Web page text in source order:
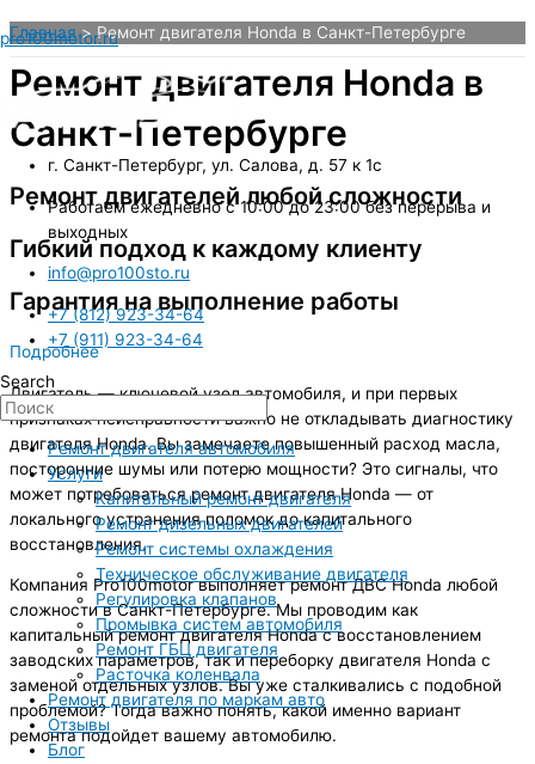
Перейти
к
содержимому
pro100motor.ru
г. Санкт-Петербург, ул. Салова, д. 57 к 1с
Работаем ежедневно с 10:00 до 23:00 без перерыва и
выходных
info@pro100sto.ru
+7 (812) 923-34-64
+7 (911) 923-34-64
Search
Ремонт двигателя автомобиля
Услуги
Капитальный ремонт двигателя
Ремонт дизельных двигателей
Ремонт системы охлаждения
Техническое обслуживание двигателя
Регулировка клапанов
Промывка систем автомобиля
Ремонт ГБЦ двигателя
Расточка коленвала
Ремонт двигателя по маркам авто
Отзывы
Блог
Главная Ремонт двигателя Honda в Санкт-Петербурге
Ремонт двигателя Honda в
Санкт-Петербурге
Ремонт двигателей любой сложности
Гибкий подход к каждому клиенту
Гарантия на выполнение работы
Подробнее
Двигатель — ключевой узел автомобиля, и при первых
признаках неисправности важно не откладывать диагностику
двигателя Honda. Вы замечаете повышенный расход масла,
посторонние шумы или потерю мощности? Это сигналы, что
может потребоваться ремонт двигателя Honda — от
локального устранения поломок до капитального
восстановления.
Компания Pro100motor выполняет ремонт ДВС Honda любой
сложности в Санкт-Петербурге. Мы проводим как
капитальный ремонт двигателя Honda с восстановлением
заводских параметров, так и переборку двигателя Honda с
заменой отдельных узлов. Вы уже сталкивались с подобной
проблемой? Тогда важно понять, какой именно вариант
ремонта подойдет вашему автомобилю.